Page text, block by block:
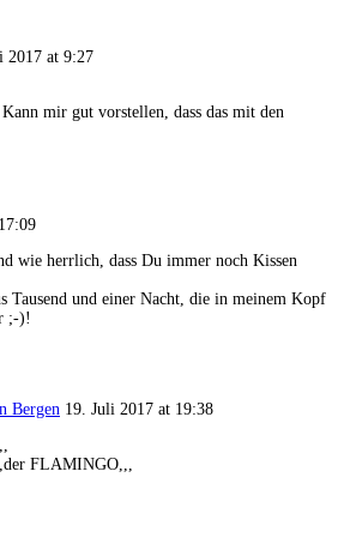
2017 at 9:27
mir gut vorstellen, dass das mit den
wie herrlich, dass Du immer noch Kissen
Tausend und einer Nacht, die in meinem Kopf
;-)!
Bergen 19. Juli 2017 at 19:38
FLAMINGO,,,